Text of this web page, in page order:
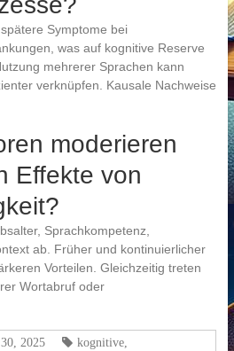
Symptome bei
was auf kognitive Reserve
mehrerer Sprachen kann
verknüpfen. Kausale Nachweise
moderieren
Effekte von
Sprachkompetenz,
ab. Früher und kontinuierlicher
Vorteilen. Gleichzeitig treten
Wortabruf oder
2025 kognitive,